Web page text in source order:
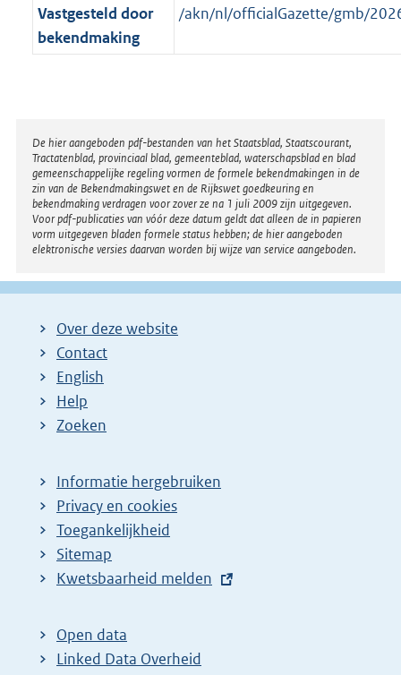
Vastgesteld door
bekendmaking
/akn/nl/officialGazette/gmb/
Disclaimer
De hier aangeboden pdf-bestanden van het Staatsblad, Staatscourant,
Tractatenblad, provinciaal blad, gemeenteblad, waterschapsblad en blad
gemeenschappelijke regeling vormen de formele bekendmakingen in de
zin van de Bekendmakingswet en de Rijkswet goedkeuring en
bekendmaking verdragen voor zover ze na 1 juli 2009 zijn uitgegeven.
Voor pdf-publicaties van vóór deze datum geldt dat alleen de in papieren
vorm uitgegeven bladen formele status hebben; de hier aangeboden
elektronische versies daarvan worden bij wijze van service aangeboden.
Over deze website
Contact
English
Help
Zoeken
Informatie hergebruiken
Privacy en cookies
Toegankelijkheid
Sitemap
E
t
e
Kwetsbaarheid melden
Open data
Linked Data Overheid